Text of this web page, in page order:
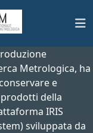
Metrologica, ha
e
della
IRIS
sviluppata da